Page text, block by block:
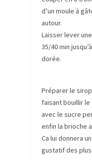
d’un moule à
autour.
Laisser lever
35/40 min
dorée.
Préparer le
faisant bouillir le
avec le sucre
enfin la brioche
Ca lui donnera
gustatif des